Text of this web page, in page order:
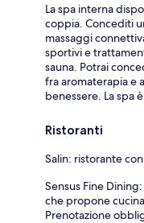
La spa interna
coppia. Concediti
massaggi
sportivi e
sauna. Potrai
fra aromaterapia e
benessere. La spa
Ristoranti
Salin: ristorante
Sensus Fine
che propone
Prenotazione